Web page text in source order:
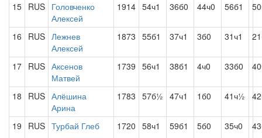
15 RUS Головченко
Алексей
1914 54ч1 36б0 44ч0 56б1
16 RUS Лежнев
Алексей
1873 55б1 37ч1 3б0 31ч1
17 RUS Аксенов
Матвей
1739 56ч1 38б1 4ч0 33б0
18 RUS Алёшина
Арина
1783 57б½ 47ч1 1б0 41ч½
19 RUS Турбай Глеб 1720 58ч1 59б1 5б0 35ч0